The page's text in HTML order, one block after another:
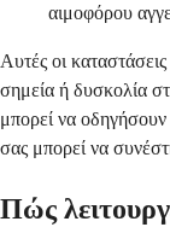
αιμοφόρου
Αυτές οι
σημεία ή δυσκολία
μπορεί να
σας μπορεί να
Πώς